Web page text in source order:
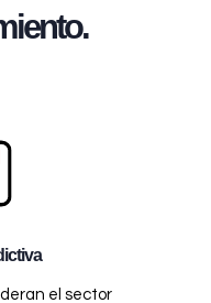
el sector